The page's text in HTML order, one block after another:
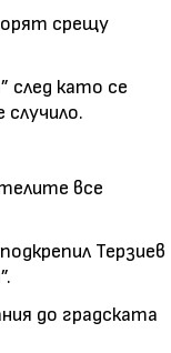
срещу
след като се
все
Терзиев
до градската